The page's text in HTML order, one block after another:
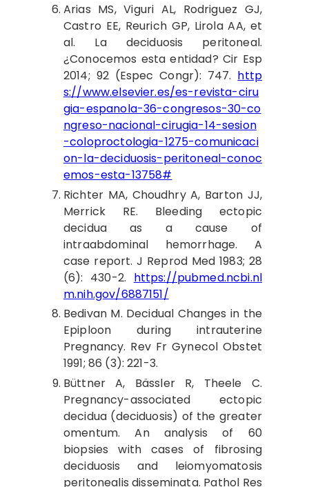
Arias MS,Viguri AL, Rodriguez GJ,
Castro EE, Reurich GP, Lirola AA, et
al. La deciduosis peritoneal.
¿Conocemos esta entidad? Cir Esp
2014; 92 (Espec Congr): 747. http
s://www.elsevier.es/es-revista-ciru
gia-espanola-36-congresos-30-co
ngreso-nacional-cirugia-14-sesion
-coloproctologia-1275-comunicaci
on-la-deciduosis-peritoneal-conoc
emos-esta-13758#
Richter MA, Choudhry A, Barton JJ,
Merrick RE. Bleeding ectopic
decidua as a cause of
intraabdominal hemorrhage. A
case report. J Reprod Med 1983; 28
(6): 430-2. https://pubmed.ncbi.nl
m.nih.gov/6887151/
Bedivan M. Decidual Changes in the
Epiploon during intrauterine
Pregnancy. Rev Fr Gynecol Obstet
1991; 86 (3): 221-3.
Büttner A, Bässler R, Theele C.
Pregnancy-associated ectopic
decidua (deciduosis) of the greater
omentum. An analysis of 60
biopsies with cases of fibrosing
deciduosis and leiomyomatosis
peritonealis disseminata. Pathol Res